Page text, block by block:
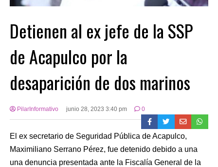
Detienen al ex jefe de la SSP
de Acapulco por la
desaparición de dos marinos
PilarInformativo junio 28, 2023 3:40 pm 0
El ex secretario de Seguridad Pública de Acapulco,
Maximiliano Serrano Pérez, fue detenido debido a una
una denuncia presentada ante la Fiscalía General de la